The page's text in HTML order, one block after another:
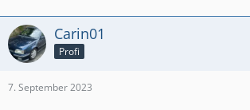
Carin01
Profi
7. September 2023